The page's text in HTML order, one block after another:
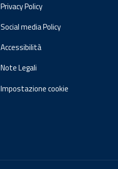
Privacy Policy
Social media Policy
Accessibilità
Note Legali
Impostazione cookie